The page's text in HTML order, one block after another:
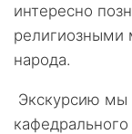
интересно
религиозными
народа.
Экскурсию мы